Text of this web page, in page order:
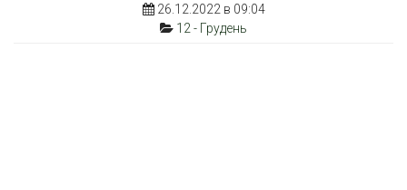
26.12.2022 в 09:04
12 - Грудень